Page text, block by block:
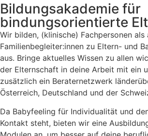
Bildungsakademie für
bindungsorientierte
Wir bilden, (klinische) Fachpersonen als
Familienbegleiter:innen zu Eltern- und
aus. Bringe aktuelles Wissen zu allen
der Elternschaft in deine Arbeit mit ein
zusätzlich ein Beraternetzwerk
Österreich, Deutschland und der
Da Babyfeeling für Individualität und
Kontakt steht, bieten wir eine